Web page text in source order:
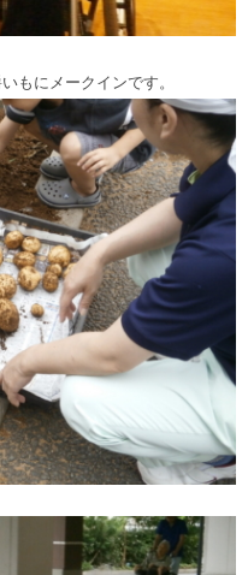
もにメークインです。